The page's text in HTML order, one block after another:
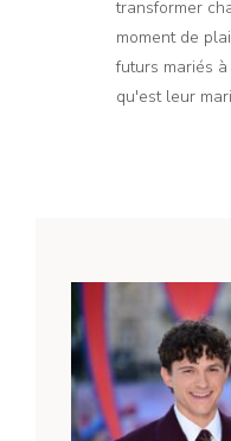
transformer
moment de
futurs mariés
qu'est leur